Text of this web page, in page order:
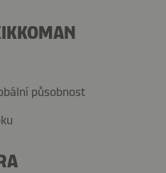
působnost